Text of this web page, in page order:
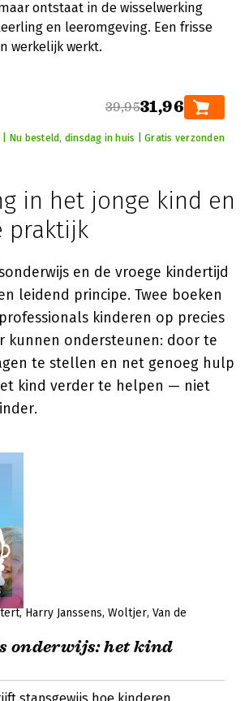
ontstaat in de wisselwerking
en leeromgeving. Een frisse
werkelijk werkt.
39,9531,96
| Nu besteld, dinsdag in huis | Gratis verzonden
in het jonge kind en
praktijk
en de vroege kindertijd
leidend principe. Twee boeken
kinderen op precies
kunnen ondersteunen: door te
te stellen en net genoeg hulp
kind verder te helpen — niet
Harry Janssens Woltjer Van de
onderwijs: het kind